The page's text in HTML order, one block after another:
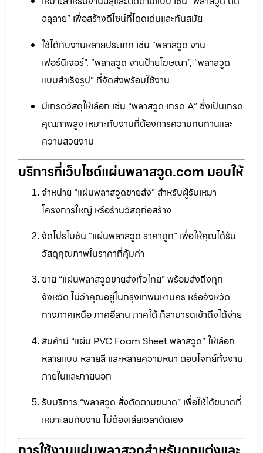
ฉลุลาย” เพื่อสร้างดีไซน์ที่โดดเด่นและทันสมัย
ใช้ได้กับงานหลายประเภท เช่น “พลาสวูด งาน
เฟอร์นิเจอร์”, “พลาสวูด งานป้ายโฆษณา”, “พลาสวูด
แบบสำเร็จรูป” ที่จัดส่งพร้อมใช้งาน
มีเกรดวัสดุให้เลือก เช่น “พลาสวูด เกรด A” ซึ่งเป็นเกรด
คุณภาพสูง เหมาะกับงานที่ต้องการความทนทานและ
ความสวยงาม
บริการที่เว็บไซต์แผ่นพลาสวูด.com มอบให้
จำหน่าย “แผ่นพลาสวูดขายส่ง” สำหรับผู้รับเหมา
โครงการใหญ่ หรือร้านวัสดุก่อสร้าง
จัดโปรโมชัน “แผ่นพลาสวูด ราคาถูก” เพื่อให้คุณได้รับ
วัสดุคุณภาพในราคาที่คุ้มค่า
ขาย “แผ่นพลาสวูดขายส่งทั่วไทย” พร้อมส่งถึงทุก
จังหวัด ไม่ว่าคุณอยู่ในกรุงเทพมหานคร หรือจังหวัด
ทางภาคเหนือ ภาคอีสาน ภาคใต้ ก็สามารถเข้าถึงได้ง่าย
สินค้ามี “แผ่น PVC Foam Sheet พลาสวูด” ให้เลือก
หลายแบบ หลายสี และหลายความหนา ตอบโจทย์ทั้งงาน
ภายในและภายนอก
รับบริการ “พลาสวูด สั่งตัดตามขนาด” เพื่อให้ได้ขนาดที่
เหมาะสมกับงาน ไม่ต้องเสียเวลาตัดเอง